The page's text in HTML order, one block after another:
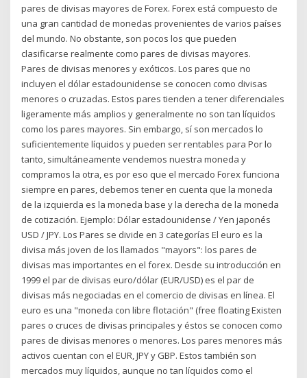
pares de divisas mayores de Forex. Forex está compuesto de
una gran cantidad de monedas provenientes de varios países
del mundo. No obstante, son pocos los que pueden
clasificarse realmente como pares de divisas mayores.
Pares de divisas menores y exóticos. Los pares que no
incluyen el dólar estadounidense se conocen como divisas
menores o cruzadas. Estos pares tienden a tener diferenciales
ligeramente más amplios y generalmente no son tan líquidos
como los pares mayores. Sin embargo, sí son mercados lo
suficientemente líquidos y pueden ser rentables para Por lo
tanto, simultáneamente vendemos nuestra moneda y
compramos la otra, es por eso que el mercado Forex funciona
siempre en pares, debemos tener en cuenta que la moneda
de la izquierda es la moneda base y la derecha de la moneda
de cotización. Ejemplo: Dólar estadounidense / Yen japonés
USD / JPY. Los Pares se divide en 3 categorías El euro es la
divisa más joven de los llamados "mayors": los pares de
divisas mas importantes en el forex. Desde su introducción en
1999 el par de divisas euro/dólar (EUR/USD) es el par de
divisas más negociadas en el comercio de divisas en línea. El
euro es una "moneda con libre flotación" (free floating Existen
pares o cruces de divisas principales y éstos se conocen como
pares de divisas menores o menores. Los pares menores más
activos cuentan con el EUR, JPY y GBP. Estos también son
mercados muy líquidos, aunque no tan líquidos como el